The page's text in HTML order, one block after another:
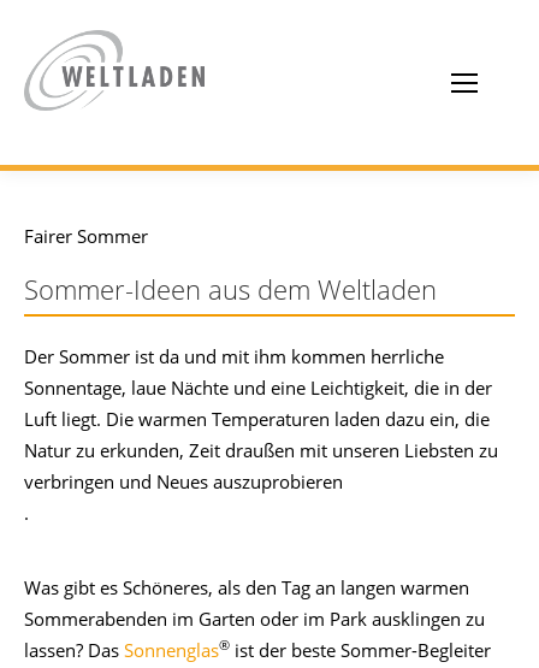
Fairer Sommer
Sommer-Ideen aus dem Weltladen
Der Sommer ist da und mit ihm kommen herrliche
Sonnentage, laue Nächte und eine Leichtigkeit, die in der
Luft liegt. Die warmen Temperaturen laden dazu ein, die
Natur zu erkunden, Zeit draußen mit unseren Liebsten zu
verbringen und Neues auszuprobieren
.
Was gibt es Schöneres, als den Tag an langen warmen
Sommerabenden im Garten oder im Park ausklingen zu
lassen? Das Sonnenglas® ist der beste Sommer-Begleiter